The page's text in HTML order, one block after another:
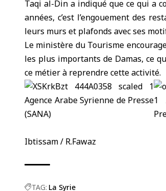
Taqi al-Din a indiqué que ce qui a
années, c’est l’engouement des
leurs murs et plafonds avec ses
Le ministère du Tourisme
les plus importants de Damas, ce
ce métier à reprendre cette activité.
Ibtissam / R.Fawaz
TAG: La Syrie